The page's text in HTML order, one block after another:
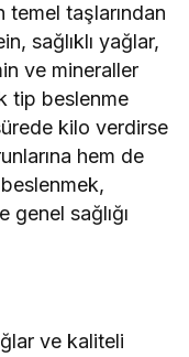
taşlarından
sağlıklı yağlar,
ve mineraller
tip beslenme
kilo verdirse
hem de
genel sağlığı
ve kaliteli